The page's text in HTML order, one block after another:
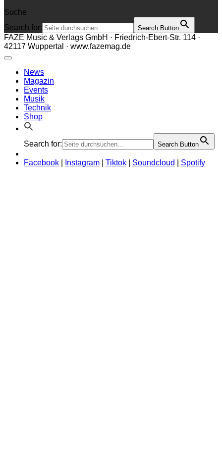
Suche
Search for:
Search Button
FAZE Music & Verlags GmbH · Friedrich-Ebert-Str. 114 ·
42117 Wuppertal · www.fazemag.de
News
Magazin
Events
Musik
Technik
Shop
Search for: Search Button
Facebook Instagram Tiktok Soundcloud Spotify